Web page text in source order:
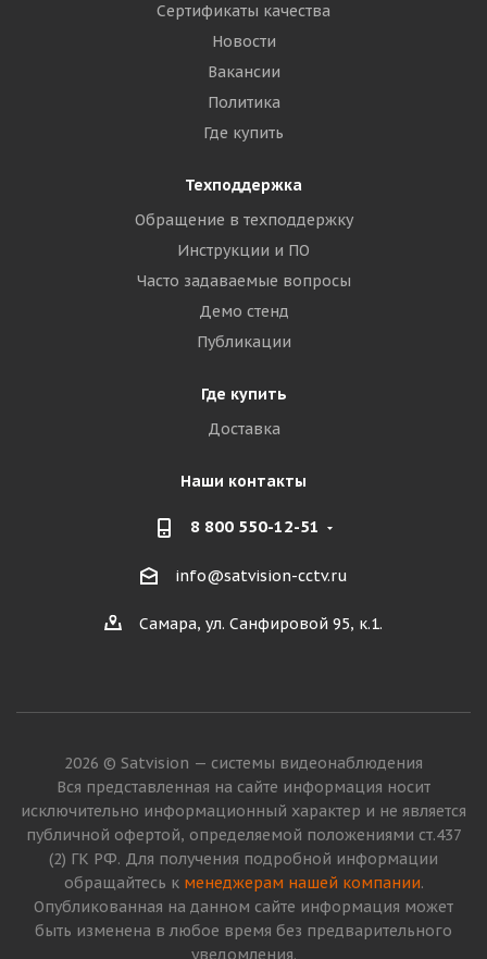
Сертификаты качества
Новости
Вакансии
Политика
Где купить
Техподдержка
Обращение в техподдержку
Инструкции и ПО
Часто задаваемые вопросы
Демо стенд
Публикации
Где купить
Доставка
Наши контакты
8 800 550-12-51
info@satvision-cctv.ru
Самара, ул. Санфировой 95, к.1.
2026 © Satvision — системы видеонаблюдения
Вся представленная на сайте информация носит
исключительно информационный характер и не является
публичной офертой, определяемой положениями ст.437
(2) ГК РФ. Для получения подробной информации
обращайтесь к менеджерам нашей компании.
Опубликованная на данном сайте информация может
быть изменена в любое время без предварительного
уведомления.